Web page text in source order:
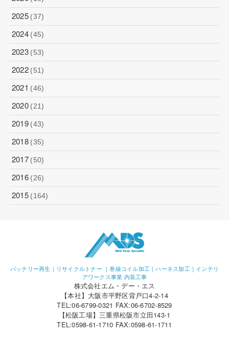
2025 (37)
2024 (45)
2023 (53)
2022 (51)
2021 (46)
2020 (21)
2019 (43)
2018 (35)
2017 (50)
2016 (26)
2015 (164)
バッテリー再生｜リサイクルトナー ｜巻線コイル加工｜ハーネス加工｜インテリ
アワークス事業 内装工事
株式会社エム・デー・エス
【本社】大阪市平野区背戸口4-2-14
TEL:06-6799-0321 FAX:06-6702-8529
【松阪工場】三重県松阪市立田143-1
TEL:0598-61-1710 FAX:0598-61-1711